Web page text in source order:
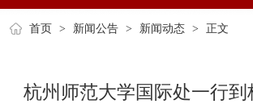
首页 > 新闻公告 > 新闻动态 > 正文
杭州师范大学国际处一行到